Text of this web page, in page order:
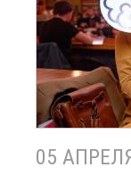
05